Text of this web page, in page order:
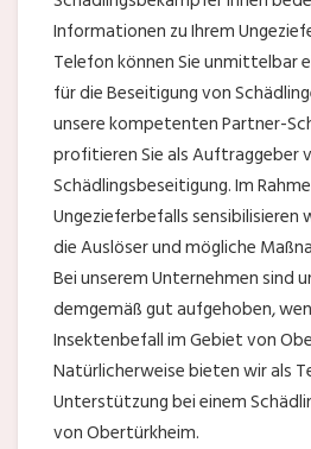
Informationen zu Ihrem
Telefon können Sie unmittelbar
für die Beseitigung von
unsere kompetenten Partner-
profitieren Sie als Auftraggeber
Schädlingsbeseitigung. Im
Ungezieferbefalls sensibilisieren
die Auslöser und mögliche
Bei unserem Unternehmen sind
demgemäß gut aufgehoben,
Insektenbefall im Gebiet von
Natürlicherweise bieten wir als
Unterstützung bei einem
von Obertürkheim.